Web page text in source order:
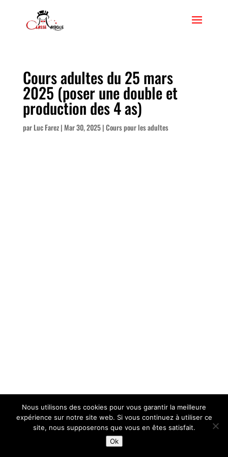
Cours adultes du 25 mars
2025 (poser une double et
production des 4 as)
parLuc Farez| Mar 30, 2025|Cours pour les adultes
Nous utilisons des cookies pour vous garantir la meilleure
expérience sur notre site web. Si vous continuez à utiliser ce
site, nous supposerons que vous en êtes satisfait.
Ok